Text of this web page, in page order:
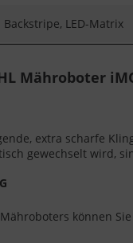
Backstripe, LED-Matrix
Mähroboter
extra scharfe
gewechselt wird,
Mähroboters können